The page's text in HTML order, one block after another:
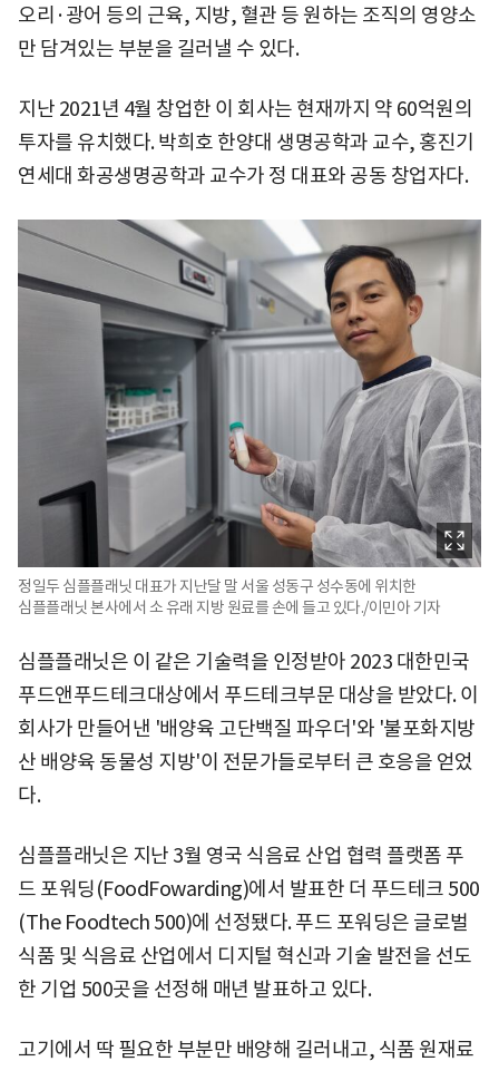
오리·광어 등의 근육, 지방, 혈관 등 원하는 조직의 영양소
만 담겨있는 부분을 길러낼 수 있다.
지난 2021년 4월 창업한 이 회사는 현재까지 약 60억원의
투자를 유치했다. 박희호 한양대 생명공학과 교수, 홍진기
연세대 화공생명공학과 교수가 정 대표와 공동 창업자다.
정일두 심플플래닛 대표가 지난달 말 서울 성동구 성수동에 위치한
심플플래닛 본사에서 소 유래 지방 원료를 손에 들고 있다./이민아 기자
심플플래닛은 이 같은 기술력을 인정받아 2023 대한민국
푸드앤푸드테크대상에서 푸드테크부문 대상을 받았다. 이
회사가 만들어낸 '배양육 고단백질 파우더'와 '불포화지방
산 배양육 동물성 지방'이 전문가들로부터 큰 호응을 얻었
다.
심플플래닛은 지난 3월 영국 식음료 산업 협력 플랫폼 푸
드 포워딩(FoodFowarding)에서 발표한 더 푸드테크 500
(The Foodtech 500)에 선정됐다. 푸드 포워딩은 글로벌
식품 및 식음료 산업에서 디지털 혁신과 기술 발전을 선도
한 기업 500곳을 선정해 매년 발표하고 있다.
고기에서 딱 필요한 부분만 배양해 길러내고, 식품 원재료